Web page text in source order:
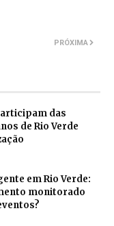
PRÓXIMA
das
de Rio Verde
em Rio Verde:
monitorado